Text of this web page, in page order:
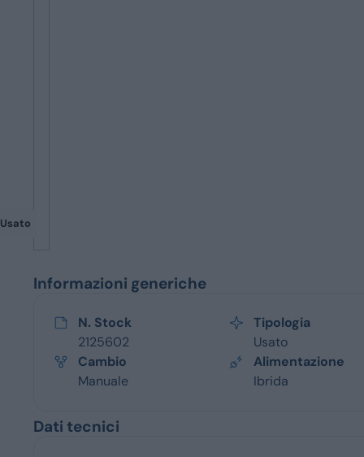
Usato
Informazioni generiche
N. Stock
2125602
Tipologia
Usato
Cambio
Manuale
Alimentazione
Ibrida
Dati tecnici